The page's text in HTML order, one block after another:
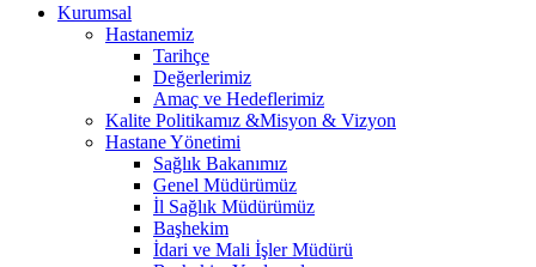
Kurumsal
Hastanemiz
Tarihçe
Değerlerimiz
Amaç ve Hedeflerimiz
Kalite Politikamız &Misyon & Vizyon
Hastane Yönetimi
Sağlık Bakanımız
Genel Müdürümüz
İl Sağlık Müdürümüz
Başhekim
İdari ve Mali İşler Müdürü